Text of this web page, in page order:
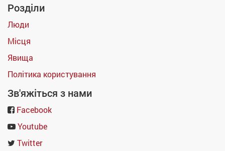
Розділи
Люди
Місця
Явища
Політика користування
Зв'яжіться з нами
Facebook
Youtube
Twitter